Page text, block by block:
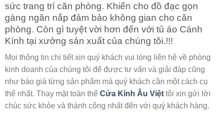
sức trang trí căn phòng. Khiến cho đồ đạc gọn
gàng ngăn nắp đảm bảo không gian cho căn
phòng. Còn gì tuyệt vời hơn đến với tủ áo Cánh
Kính tại xưởng sản xuất của chúng tôi.!!!
Mọi thông tin chi tiết xin quý khách vui lòng liên hệ về phòng
kinh doanh của chúng tôi để được tư vấn và giải đáp cũng
như báo giá từng sản phẩm mà quý khách cần một cách cụ
thể nhất. Thay mặt toàn thể Cửa Kính Âu Việt tôi xin gửi lời
chúc sức khỏe và thành công nhất đến với quý khách hàng.